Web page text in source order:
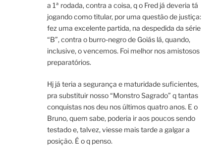
a 1ª rodada, contra a coisa, q o Fred já deveria tá
jogando como titular, por uma questão de justiça:
fez uma excelente partida, na despedida da série
“B”, contra o burro-negro de Goiás lá, quando,
inclusive, o vencemos. Foi melhor nos amistosos
preparatórios.
Hj já teria a segurança e maturidade suficientes,
pra substituir nosso “Monstro Sagrado” q tantas
conquistas nos deu nos últimos quatro anos. E o
Bruno, quem sabe, poderia ir aos poucos sendo
testado e, talvez, viesse mais tarde a galgar a
posição. É o q penso.